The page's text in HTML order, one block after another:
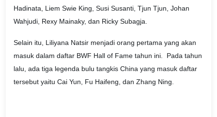
Hadinata, Liem Swie King, Susi Susanti, Tjun Tjun, Johan
Wahjudi, Rexy Mainaky, dan Ricky Subagja.
Selain itu, Liliyana Natsir menjadi orang pertama yang akan
masuk dalam daftar BWF Hall of Fame tahun ini. Pada tahun
lalu, ada tiga legenda bulu tangkis China yang masuk daftar
tersebut yaitu Cai Yun, Fu Haifeng, dan Zhang Ning.